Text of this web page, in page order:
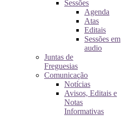
Sessões
Agenda
Atas
Editais
Sessões em
audio
Juntas de
Freguesias
Comunicação
Notícias
Avisos, Editais e
Notas
Informativas